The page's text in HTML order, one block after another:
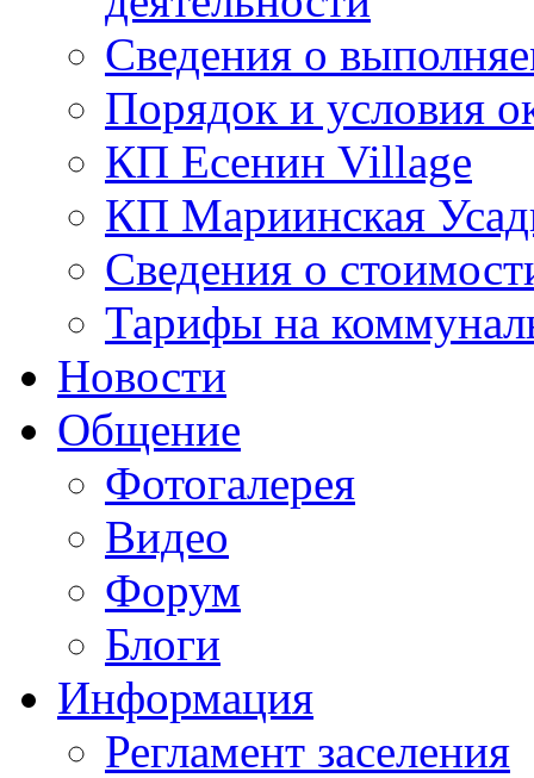
Сведения о
Порядок и условия
КП Есенин Village
КП Мариинская
Сведения о
Тарифы на
Новости
Общение
Фотогалерея
Видео
Форум
Блоги
Информация
Регламент заселения